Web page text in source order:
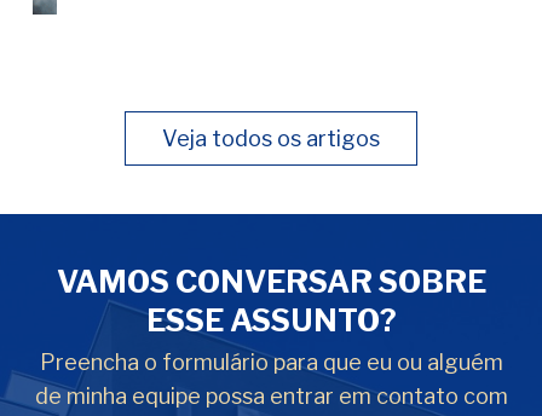
Veja todos os artigos
VAMOS CONVERSAR SOBRE
ESSE ASSUNTO?
Preencha o formulário para que eu ou alguém
de minha equipe possa entrar em contato com